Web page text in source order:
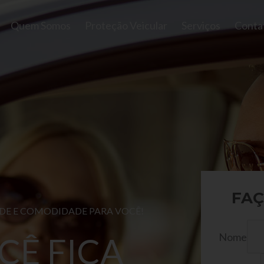
Quem Somos
E COMODIDADE PARA VOCÊ!
FICA
Nome